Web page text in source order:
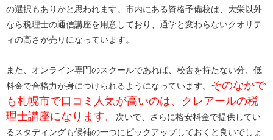
の選択もありかと思われます。市内にある資格予備校は、大栄以外
なら税理士の通信講座を用意しており、通学と変わらないクオリテ
ィの高さが売りになっています。
また、オンライン専門のスクールであれば、校舎を持たない分、低
料金で合格力が身につけられるようになっています。 そのなかで
も札幌市で口コミ人気が高いのは、クレアールの税
理士講座になります。
次いで、さらに格安料金で提供してい
るスタディングも候補の一つにピックアップしておくと良いでしょ